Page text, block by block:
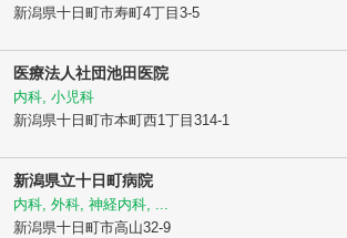
新潟県十日町市寿町4丁目3-5
医療法人社団池田医院
内科, 小児科
新潟県十日町市本町西1丁目314-1
新潟県立十日町病院
内科, 外科, 神経内科, ...
新潟県十日町市高山32-9